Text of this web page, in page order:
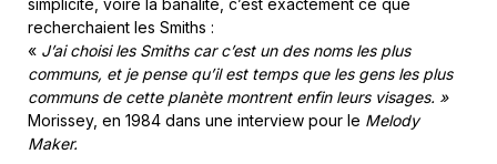
simplicité, voire la banalité, c’est exactement ce que
recherchaient les Smiths :
« J’ai choisi les Smiths car c’est un des noms les plus
communs, et je pense qu’il est temps que les gens les plus
communs de cette planète montrent enfin leurs visages. »
Morissey, en 1984 dans une interview pour le Melody
Maker.